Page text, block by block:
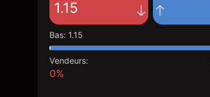
1.15
Bas: 1.15
Vendeurs:
0%